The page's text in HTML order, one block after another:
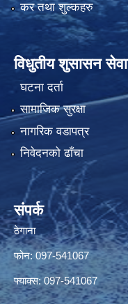
कर तथा शुल्कहरु
विधुतीय शुसासन सेवा
घटना दर्ता
सामाजिक सुरक्षा
नागरिक वडापत्र
निवेदनको ढाँचा
संपर्क
ठेगाना
फोन: 097-541067
फ्याक्स: 097-541067